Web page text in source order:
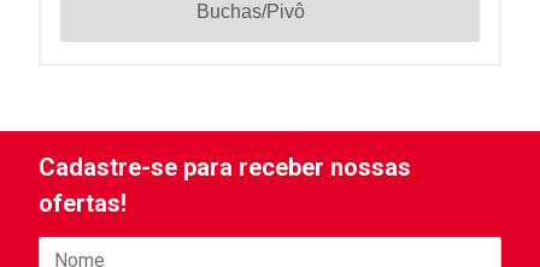
Buchas/Pivô
Cadastre-se para receber nossas
ofertas!